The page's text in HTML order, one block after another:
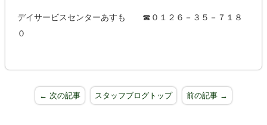
デイサービスセンターあすも ☎０１２６－３５－７１８
０
← 次の記事 スタッフブログトップ 前の記事 →